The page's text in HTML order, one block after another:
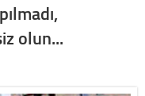
olun...